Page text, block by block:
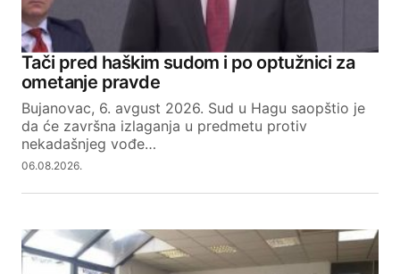
Tači pred haškim sudom i po optužnici za
ometanje pravde
Bujanovac, 6. avgust 2026. Sud u Hagu saopštio je
da će završna izlaganja u predmetu protiv
nekadašnjeg vođe…
06.08.2026.